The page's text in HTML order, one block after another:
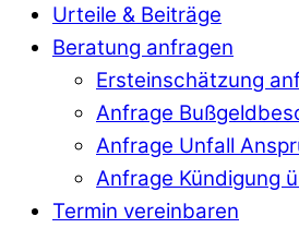
Urteile & Beiträge
Beratung anfragen
Ersteinschätzung
Anfrage
Anfrage Unfall
Anfrage Kündigung
Termin vereinbaren